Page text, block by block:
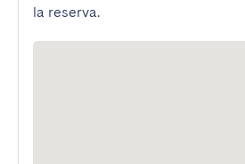
la reserva.